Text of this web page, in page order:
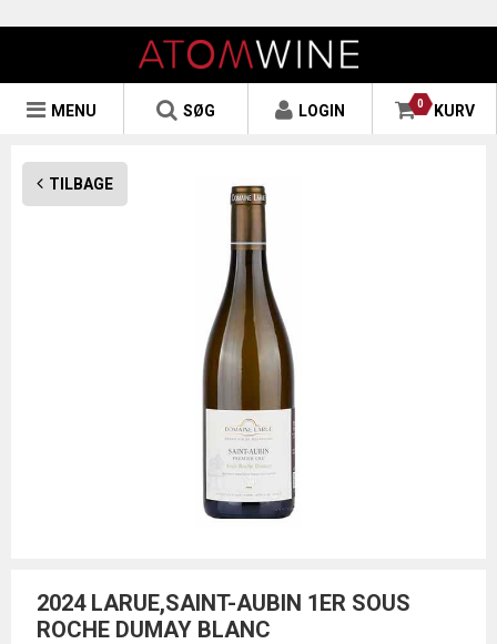
0 KURV
LOGIN
SØG
MENU
TILBAGE
2024 LARUE,SAINT-AUBIN 1ER SOUS
ROCHE DUMAY BLANC